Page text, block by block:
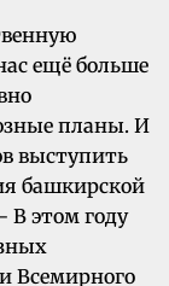
ещё больше
планы. И
выступить
башкирской
этом году
Всемирного